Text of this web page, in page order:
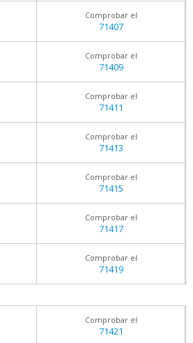
Comprobar el
71407
Comprobar el
71409
Comprobar el
71411
Comprobar el
71413
Comprobar el
71415
Comprobar el
71417
Comprobar el
71419
Comprobar el
71421